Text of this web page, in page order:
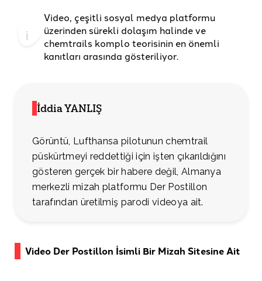
Video, çeşitli sosyal medya platformu
üzerinden sürekli dolaşım halinde ve
chemtrails komplo teorisinin en önemli
kanıtları arasında gösteriliyor.
İddia YANLIŞ
Görüntü, Lufthansa pilotunun chemtrail
püskürtmeyi reddettiği için işten çıkarıldığını
gösteren gerçek bir habere değil, Almanya
merkezli mizah platformu Der Postillon
tarafından üretilmiş parodi videoya ait.
Video Der Postillon İsimli Bir Mizah Sitesine Ait